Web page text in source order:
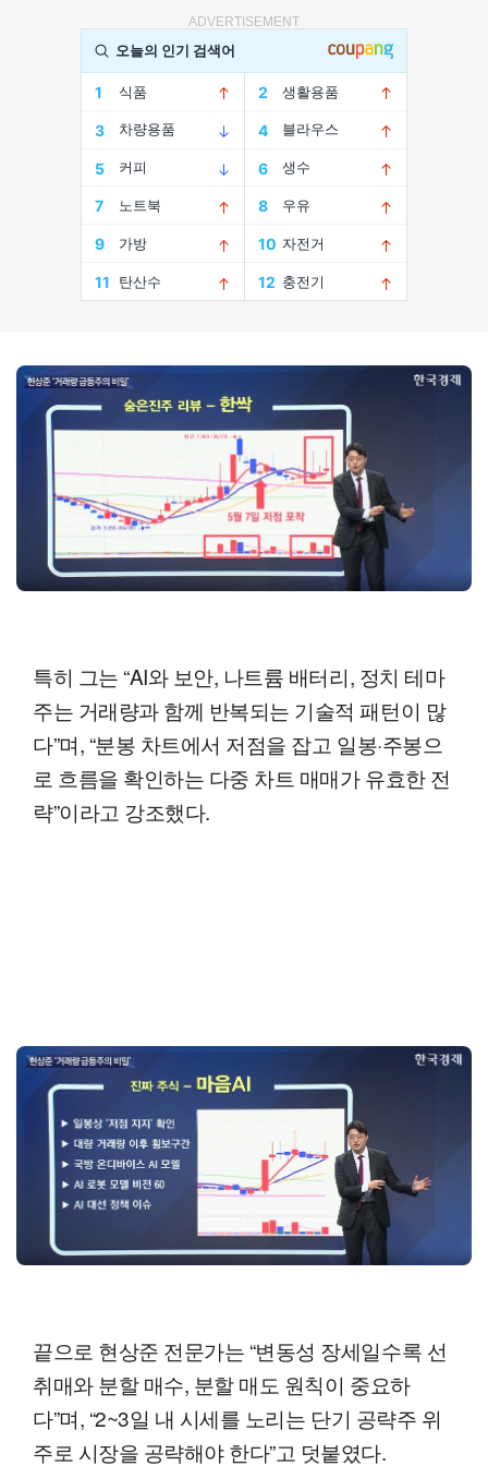
ADVERTISEMENT
특히 그는 “AI와 보안, 나트륨 배터리, 정치 테마
주는 거래량과 함께 반복되는 기술적 패턴이 많
다”며, “분봉 차트에서 저점을 잡고 일봉·주봉으
로 흐름을 확인하는 다중 차트 매매가 유효한 전
략”이라고 강조했다.
끝으로 현상준 전문가는 “변동성 장세일수록 선
취매와 분할 매수, 분할 매도 원칙이 중요하
다”며, “2~3일 내 시세를 노리는 단기 공략주 위
주로 시장을 공략해야 한다”고 덧붙였다.